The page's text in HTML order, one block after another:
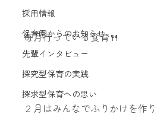
採用情報
保育園からのお知らせ
先輩インタビュー
探究型保育の実践
探求型保育への思い
毎月行っている食育🍴
２月はみんなでふりかけを作